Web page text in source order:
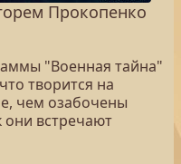
Прокопенко
"Военная тайна"
творится на
чем озабочены
они встречают